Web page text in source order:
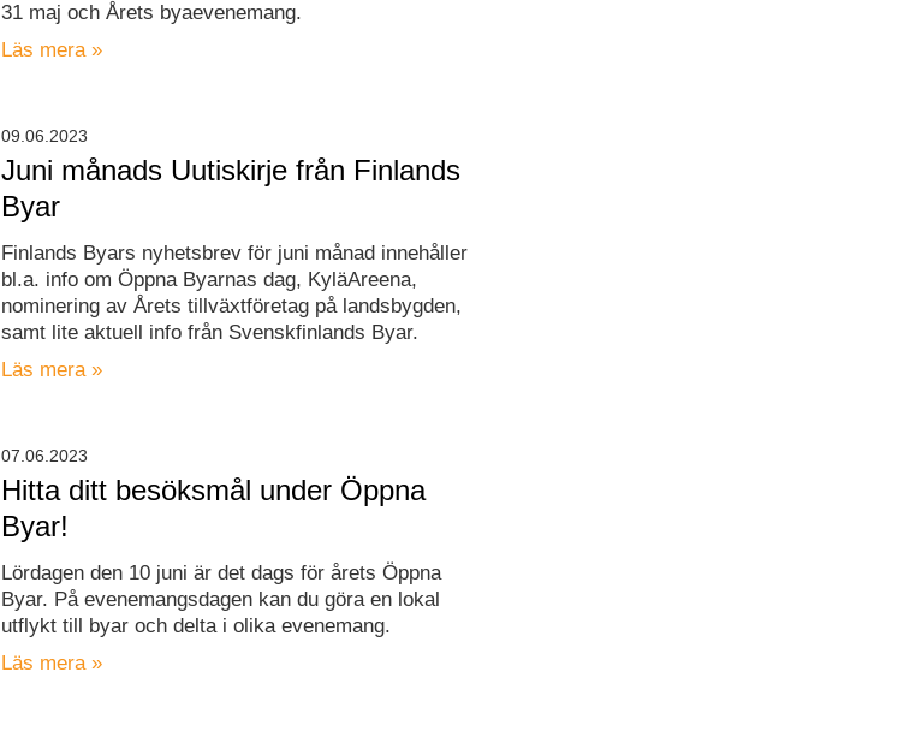
31 maj och Årets byaevenemang.
Läs mera »
Juni månads Uutiskirje från Finlands
Byar
Finlands Byars nyhetsbrev för juni månad innehåller
bl.a. info om Öppna Byarnas dag, KyläAreena,
nominering av Årets tillväxtföretag på landsbygden,
samt lite aktuell info från Svenskfinlands Byar.
Läs mera »
09.06.2023
Hitta ditt besöksmål under Öppna
Byar!
Lördagen den 10 juni är det dags för årets Öppna
Byar. På evenemangsdagen kan du göra en lokal
utflykt till byar och delta i olika evenemang.
Läs mera »
07.06.2023